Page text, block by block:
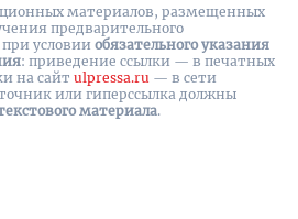
материалов, размещенных
предварительного
условии обязательного указания
: приведение ссылки — в печатных
на cайт ulpressa.ru — в сети
или гиперссылка должны
материала.